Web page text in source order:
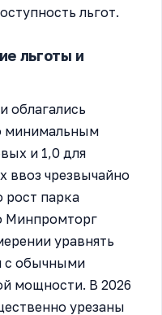
льгот.
льготы и
облагались
минимальным
и 1,0 для
ввоз чрезвычайно
парка
Минпромторг
уравнять
с обычными
мощности. В 2026
урезаны